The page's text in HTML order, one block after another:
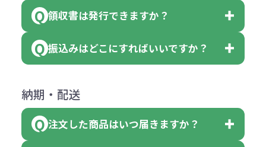
【色指定の仕方】
に必要な個数を入力ください。
※10個単位など購入できる単位が決
または返金にて対応させていただき
ます。
その際不良品については送料着払い
ください。
（商品の状態により、対応が変わる
（印刷代））×枚数+製版代
（提供価格（商品代）+名入れ費用
×色数
※例えば2色印刷の場合には、名入
れ費用が2倍、製版代が2倍必要で
会員様はマイページより各種帳票の
ダウンロードが可能です。
詳しくはこちらはご確認ください。
領収書のダウンロード
領収書は発行できますか？
会員様はマイページより各種帳票の
詳しくはこちらはご確認ください。
領収書のダウンロード
振込みはどこにすればいいですか？
下記口座にお願いします。
■三菱UFJ銀行
小田井支店（おたいしてん）
納期・配送
注文した商品はいつ届きますか？